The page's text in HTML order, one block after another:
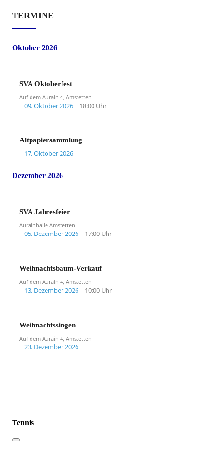
TERMINE
Oktober 2026
SVA Oktoberfest
Auf dem Aurain 4, Amstetten
09. Oktober 2026 18:00 Uhr
Altpapiersammlung
17. Oktober 2026
Dezember 2026
SVA Jahresfeier
Aurainhalle Amstetten
05. Dezember 2026 17:00 Uhr
Weihnachtsbaum-Verkauf
Auf dem Aurain 4, Amstetten
13. Dezember 2026 10:00 Uhr
Weihnachtssingen
Auf dem Aurain 4, Amstetten
23. Dezember 2026
Tennis